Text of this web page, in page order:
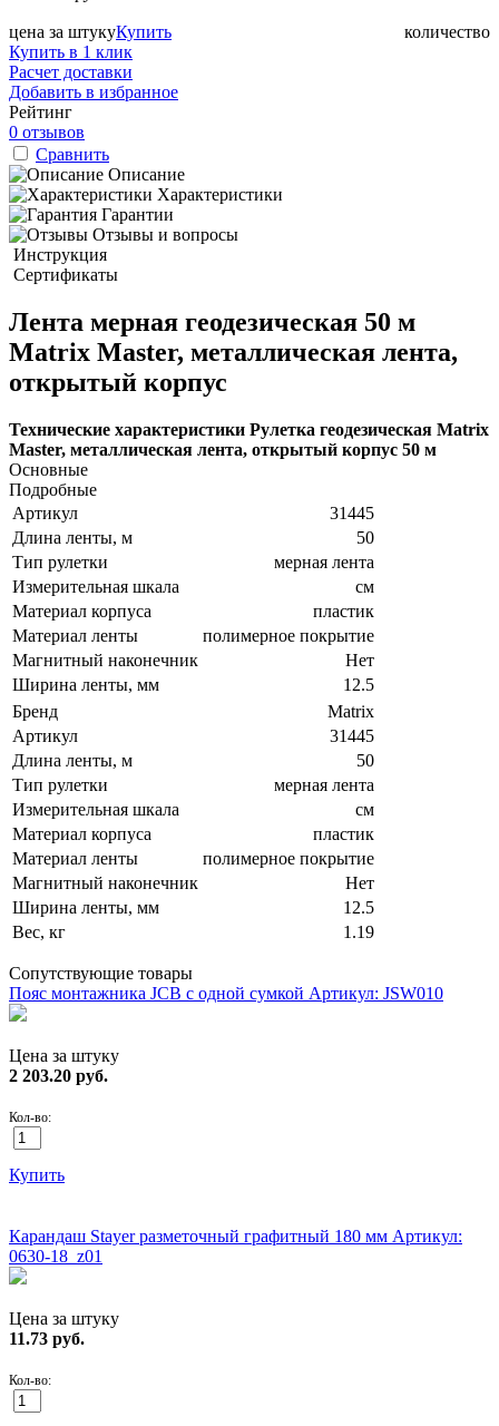
цена за штуку количество
Купить
Купить в 1 клик
Расчет доставки
Добавить в избранное
Рейтинг
0 отзывов
Сравнить
Описание
Характеристики
Гарантии
Отзывы и вопросы
Инструкция
Сертификаты
Лента мерная геодезическая 50 м
Matrix Master, металлическая лента,
открытый корпус
Технические характеристики Рулетка геодезическая Matrix
Master, металлическая лента, открытый корпус 50 м
Основные
Подробные
Артикул
31445
Длина ленты, м
50
Тип рулетки
мерная лента
Измерительная шкала
см
Материал корпуса
пластик
Материал ленты
полимерное покрытие
Магнитный наконечник
Нет
Ширина ленты, мм
12.5
Бренд
Matrix
Артикул
31445
Длина ленты, м
50
Тип рулетки
мерная лента
Измерительная шкала
см
Материал корпуса
пластик
Материал ленты
полимерное покрытие
Магнитный наконечник
Нет
Ширина ленты, мм
12.5
Вес, кг
1.19
Сопутствующие товары
Пояс монтажника JCB с одной сумкой Артикул: JSW010
Цена за штуку
2 203.20 руб.
Кол-во:
Купить
Карандаш Stayer разметочный графитный 180 мм Артикул:
0630-18_z01
Цена за штуку
11.73 руб.
Кол-во: